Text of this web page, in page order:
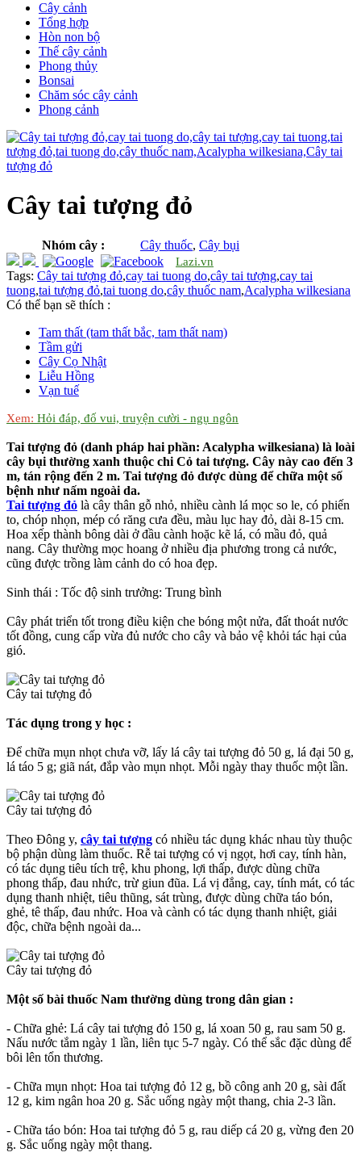
Cây cảnh
Tổng hợp
Hòn non bộ
Thế cây cảnh
Phong thủy
Bonsai
Chăm sóc cây cảnh
Phong cảnh
Cây tai tượng đỏ
Nhóm cây : Cây thuốc, Cây bụi
Lazi.vn
Tags: Cây tai tượng đỏ,cay tai tuong do,cây tai tượng,cay tai
tuong,tai tượng đỏ,tai tuong do,cây thuốc nam,Acalypha wilkesiana
Có thể bạn sẽ thích :
Tam thất (tam thất bắc, tam thất nam)
Tầm gửi
Cây Cọ Nhật
Liễu Hồng
Vạn tuế
Xem: Hỏi đáp, đố vui, truyện cười - ngụ ngôn
Tai tượng đỏ (danh pháp hai phần: Acalypha wilkesiana) là loài
cây bụi thường xanh thuộc chi Cỏ tai tượng. Cây này cao đến 3
m, tán rộng đến 2 m. Tai tượng đỏ được dùng để chữa một số
bệnh như nấm ngoài da.
Tai tượng đỏ là cây thân gỗ nhỏ, nhiều cành lá mọc so le, có phiến
to, chóp nhọn, mép có răng cưa đều, màu lục hay đỏ, dài 8-15 cm.
Hoa xếp thành bông dài ở đầu cành hoặc kẽ lá, có mầu đỏ, quả
nang. Cây thường mọc hoang ở nhiều địa phương trong cả nước,
cũng được trồng làm cảnh do có hoa đẹp.
Sinh thái : Tốc độ sinh trưởng: Trung bình
Cây phát triển tốt trong điều kiện che bóng một nửa, đất thoát nước
tốt đồng, cung cấp vừa đủ nước cho cây và bảo vệ khỏi tác hại của
gió.
Cây tai tượng đỏ
Tác dụng trong y học :
Để chữa mụn nhọt chưa vỡ, lấy lá cây tai tượng đỏ 50 g, lá đại 50 g,
lá táo 5 g; giã nát, đắp vào mụn nhọt. Mỗi ngày thay thuốc một lần.
Cây tai tượng đỏ
Theo Đông y, cây tai tượng có nhiều tác dụng khác nhau tùy thuộc
bộ phận dùng làm thuốc. Rễ tai tượng có vị ngọt, hơi cay, tính hàn,
có tác dụng tiêu tích trệ, khu phong, lợi thấp, được dùng chữa
phong thấp, đau nhức, trừ giun đũa. Lá vị đắng, cay, tính mát, có tác
dụng thanh nhiệt, tiêu thũng, sát trùng, được dùng chữa táo bón,
ghẻ, tê thấp, đau nhức. Hoa và cành có tác dụng thanh nhiệt, giải
độc, chữa bệnh ngoài da...
Cây tai tượng đỏ
Một số bài thuốc Nam thường dùng trong dân gian :
- Chữa ghẻ: Lá cây tai tượng đỏ 150 g, lá xoan 50 g, rau sam 50 g.
Nấu nước tắm ngày 1 lần, liên tục 5-7 ngày. Có thể sắc đặc dùng để
bôi lên tổn thương.
- Chữa mụn nhọt: Hoa tai tượng đỏ 12 g, bồ công anh 20 g, sài đất
12 g, kim ngân hoa 20 g. Sắc uống ngày một thang, chia 2-3 lần.
- Chữa táo bón: Hoa tai tượng đỏ 5 g, rau diếp cá 20 g, vừng đen 20
g. Sắc uống ngày một thang.